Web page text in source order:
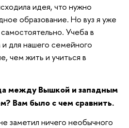
идея, что нужно
образование. Но вуз я уже
Учеба в
для нашего семейного
чем жить и учиться в
между Вышкой и западным
Вам было с чем сравнить.
заметил ничего необычного